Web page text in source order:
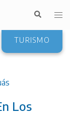
TURISMO
Los